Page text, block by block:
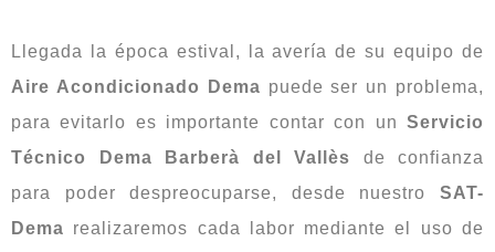
Llegada la época estival, la avería de su equipo de
Aire Acondicionado Dema puede ser un problema,
para evitarlo es importante contar con un Servicio
Técnico Dema Barberà del Vallès de confianza
para poder despreocuparse, desde nuestro SAT-
Dema realizaremos cada labor mediante el uso de